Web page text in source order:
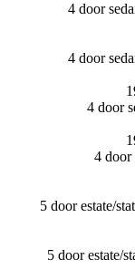
4 door
4 door
4 door
4 door
5 door estate/​
5 door estate/​